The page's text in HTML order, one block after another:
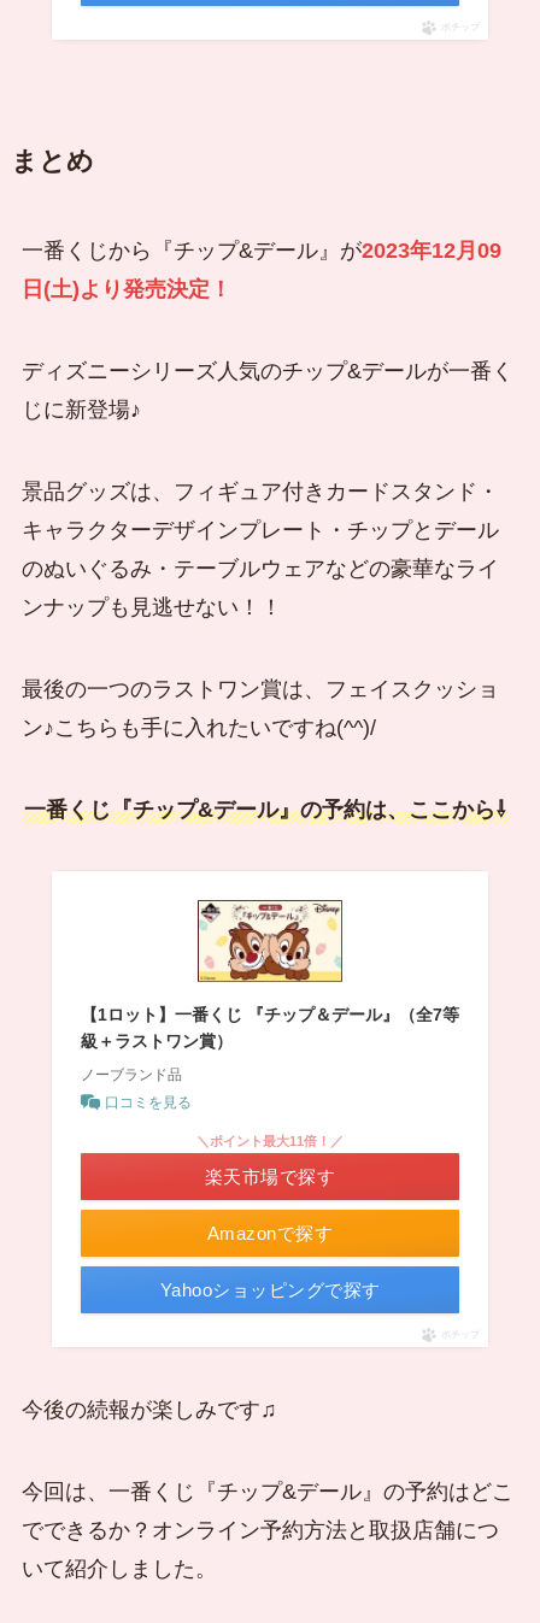
ポチップ
まとめ
一番くじから『チップ&デール』が2023年12月09
日(土)より発売決定！
ディズニーシリーズ人気のチップ&デールが一番く
じに新登場♪
景品グッズは、フィギュア付きカードスタンド・
キャラクターデザインプレート・チップとデール
のぬいぐるみ・テーブルウェアなどの豪華なライ
ンナップも見逃せない！！
最後の一つのラストワン賞は、フェイスクッショ
ン♪こちらも手に入れたいですね(^^)/
一番くじ『チップ&デール』の予約は、ここから⇩
【1ロット】一番くじ 『チップ＆デール』（全7等
級＋ラストワン賞）
ノーブランド品
口コミを見る
Amazonで探す
＼ポイント最大11倍！／
楽天市場で探す
Yahooショッピングで探す
ポチップ
今後の続報が楽しみです♫
今回は、一番くじ『チップ&デール』の予約はどこ
でできるか？オンライン予約方法と取扱店舗につ
いて紹介しました。